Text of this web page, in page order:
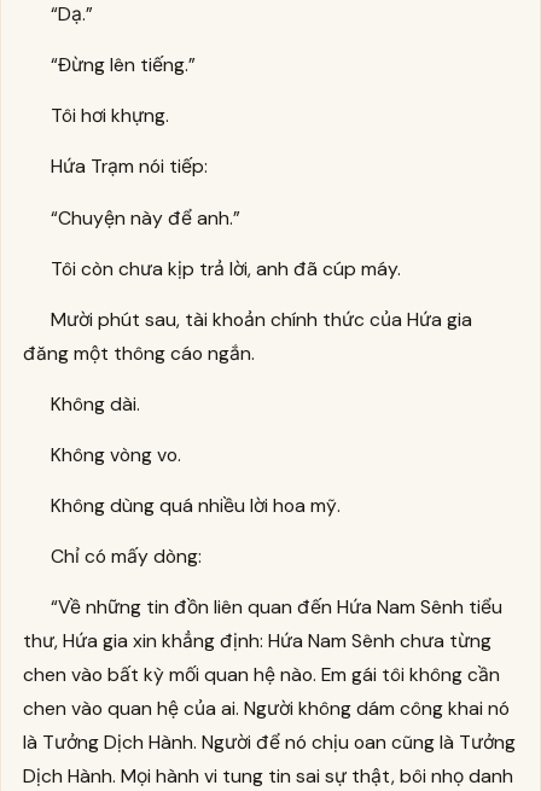
“Dạ.”
“Đừng lên tiếng.”
Tôi hơi khựng.
Hứa Trạm nói tiếp:
“Chuyện này để anh.”
Tôi còn chưa kịp trả lời, anh đã cúp máy.
Mười phút sau, tài khoản chính thức của Hứa gia
đăng một thông cáo ngắn.
Không dài.
Không vòng vo.
Không dùng quá nhiều lời hoa mỹ.
Chỉ có mấy dòng:
“Về những tin đồn liên quan đến Hứa Nam Sênh tiểu
thư, Hứa gia xin khẳng định: Hứa Nam Sênh chưa từng
chen vào bất kỳ mối quan hệ nào. Em gái tôi không cần
chen vào quan hệ của ai. Người không dám công khai nó
là Tưởng Dịch Hành. Người để nó chịu oan cũng là Tưởng
Dịch Hành. Mọi hành vi tung tin sai sự thật, bôi nhọ danh